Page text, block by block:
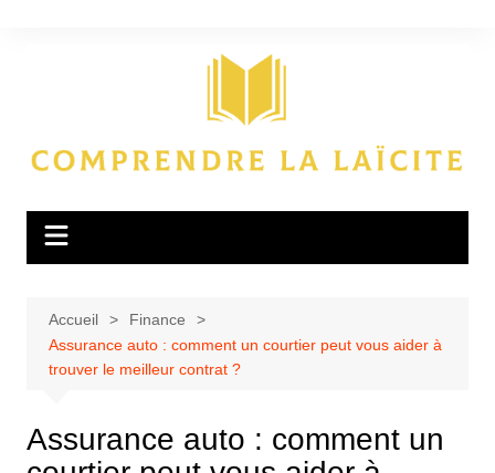
Accueil
Finance
Assurance auto : comment un courtier peut vous aider à
trouver le meilleur contrat ?
Assurance auto : comment un